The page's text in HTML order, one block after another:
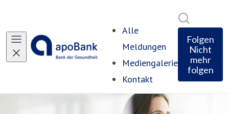
Alle
Meldungen
Mediengalerie
Kontakt
Folgen
Nicht
mehr
folgen